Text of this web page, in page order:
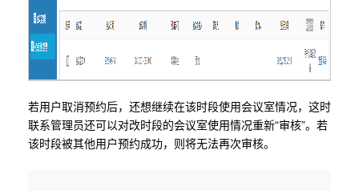
若用户取消预约后，还想继续在该时段使用会议室情况，这时
联系管理员还可以对改时段的会议室使用情况重新“审核”。若
该时段被其他用户预约成功，则将无法再次审核。